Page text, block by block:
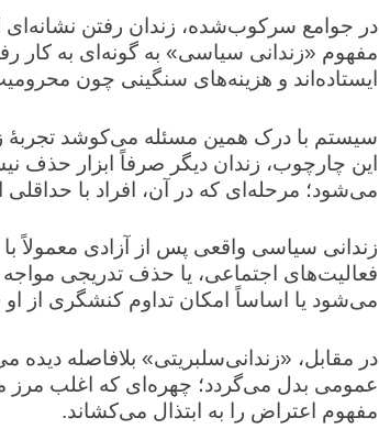
در جوامع سرکوب‌شده، زندان رفتن
مفهوم «زندانی سیاسی» به گونه‌ای به کار
ایستاده‌اند و هزینه‌های سنگینی چون
سیستم با درک همین مسئله می‌کوشد تجربهٔ
این چارچوب، زندان دیگر صرفاً ابزار
می‌شود؛ مرحله‌ای که در آن، افراد با
زندانی سیاسی واقعی پس از آزادی معمولاً
فعالیت‌های اجتماعی، یا حذف تدریجی
می‌شود یا اساساً امکان تداوم کنشگری از
در مقابل، «زندانی‌سلبریتی» بلافاصله
عمومی بدل می‌گردد؛ چهره‌ای که اغلب مرز
مفهوم اعتراض را به ابتذال می‌کشاند.